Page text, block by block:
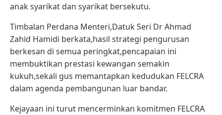
anak syarikat dan syarikat bersekutu.
Timbalan Perdana Menteri,Datuk Seri Dr Ahmad
Zahid Hamidi berkata,hasil strategi pengurusan
berkesan di semua peringkat,pencapaian ini
membuktikan prestasi kewangan semakin
kukuh,sekali gus memantapkan kedudukan FELCRA
dalam agenda pembangunan luar bandar.
Kejayaan ini turut mencerminkan komitmen FELCRA